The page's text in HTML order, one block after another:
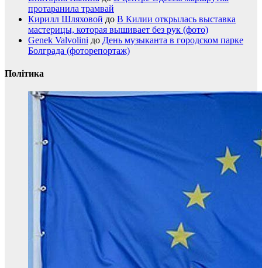
протаранила трамвай
Кирилл Шляховой до В Килии открылась выставка
мастерицы, которая вышивает без рук (фото)
Genek Valvolini до День музыканта в городском парке
Болграда (фоторепортаж)
Політика